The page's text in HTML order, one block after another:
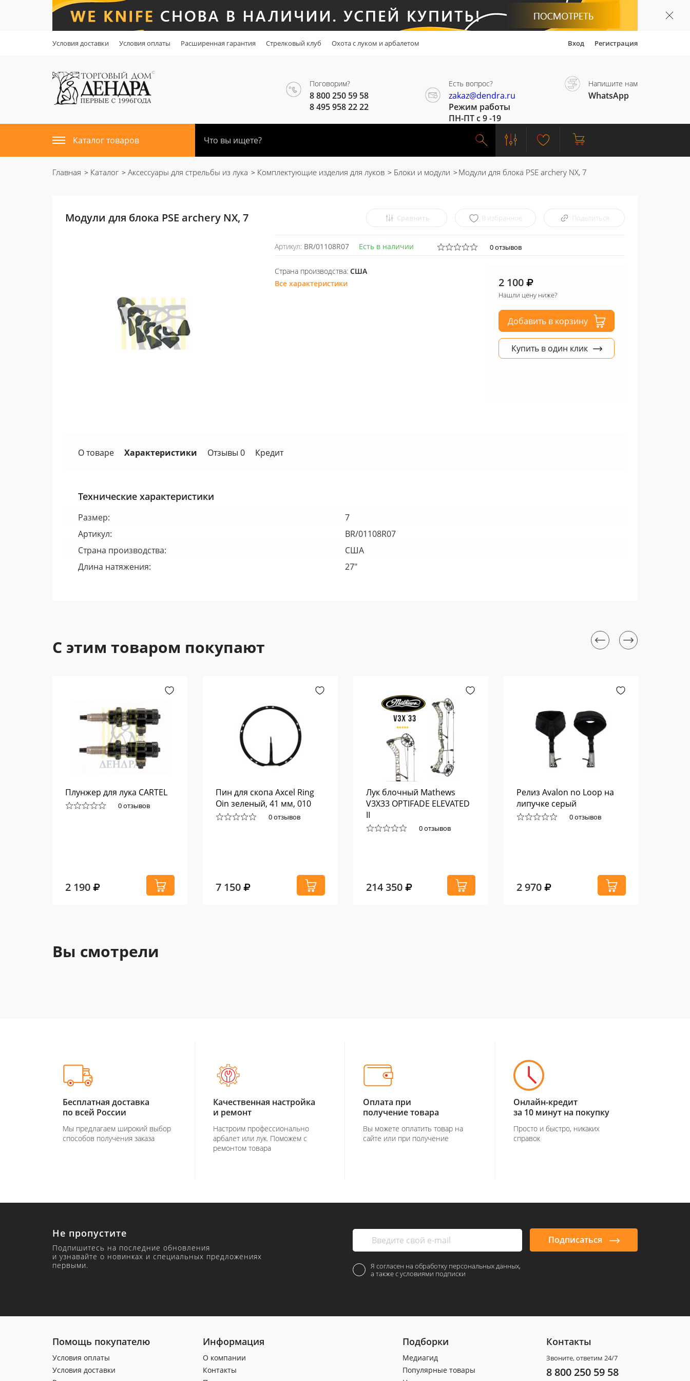
Условия доставки Условия оплаты Расширенная гарантия Стрелковый клуб Охота с луком и арбалетом Вход Регистрация
Поговорим?
8 800 250 59 58
8 495 958 22 22
Есть вопрос?
zakaz@dendra.ru
Режим работы
ПН-ПТ с 9 -19
Напишите нам
WhatsApp
Каталог товаров
Главная Каталог Аксессуары для стрельбы из лука Комплектующие изделия для луков Блоки и модули Модули для блока PSE archery NX, 7
Модули для блока PSE archery NX, 7 Сравнить В избранное Поделиться
Артикул: BR/01108R07 Есть в наличии 0 отзывов
Страна производства:США
Все характеристики
2 100
Нашли цену ниже?
Добавить в корзину
Купить в один клик
О товаре Характеристики Отзывы 0 Кредит
Технические характеристики
Размер:
7
Артикул:
BR/01108R07
Страна производства:
США
Длина натяжения:
27"
С этим товаром покупают
Плунжер для лука CARTEL
0 отзывов
2 190
Пин для скопа Axcel Ring
Oin зеленый, 41 мм, 010
0 отзывов
7 150
Лук блочный Mathews
V3X33 OPTIFADE ELEVATED
II
0 отзывов
214 350
Релиз Avalon no Loop на
липучке серый
0 отзывов
2 970
Вы смотрели
Бесплатная доставка
по всей России
Мы предлагаем широкий выбор
способов получения заказа
Качественная настройка
и ремонт
Настроим профессионально
арбалет или лук. Поможем с
ремонтом товара
Оплата при
получение товара
Вы можете оплатить товар на
сайте или при получение
Онлайн-кредит
за 10 минут на покупку
Просто и быстро, никаких
справок
Не пропустите
Подпишитесь на последние обновления
и узнавайте о новинках и специальных предложениях
первыми.
Подписаться
Я согласен на обработку персональных данных,
а также с условиями подписки
Помощь покупателю
Условия оплаты
Условия доставки
Информация
О компании
Контакты
Подборки
Медиагид
Популярные товары
Контакты
Звоните, ответим 24/7
8 800 250 59 58